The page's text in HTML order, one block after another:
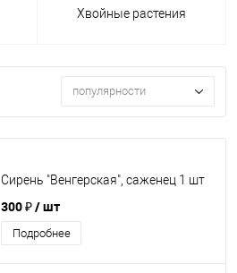
Хвойные растения
популярности
Сирень "Венгерская", саженец 1 шт
300 ₽/ шт
Подробнее